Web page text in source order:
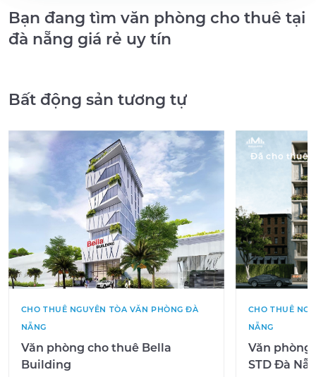
Bạn đang tìm văn phòng cho thuê tại
đà nẵng giá rẻ uy tín
Bất động sản tương tự
CHO THUÊ NGUYÊN TÒA VĂN PHÒNG ĐÀ
NẴNG
Văn phòng cho thuê Bella
Building
Đã cho thuê
CHO THUÊ
NẴNG
Văn phòng
STD Đà